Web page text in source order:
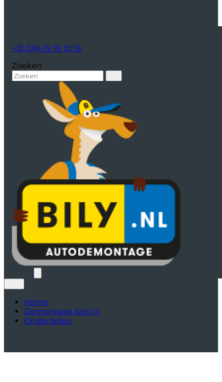
+31 (0)6 19 19 10 19
Zoeken
Home
Demontage Auto’s
Onderdelen